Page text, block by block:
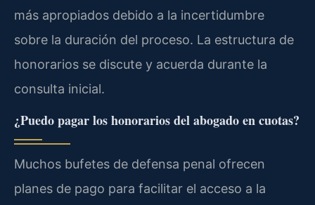
más apropiados debido a la incertidumbre
sobre la duración del proceso. La estructura de
honorarios se discute y acuerda durante la
consulta inicial.
¿Puedo pagar los honorarios del abogado en cuotas?
Muchos bufetes de defensa penal ofrecen
planes de pago para facilitar el acceso a la